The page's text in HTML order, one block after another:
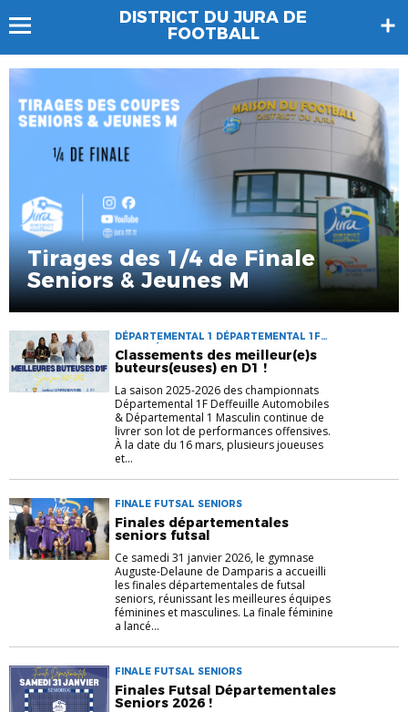
DISTRICT DU JURA DE
FOOTBALL
Tirages des 1/4 de Finale
Seniors & Jeunes M
DÉPARTEMENTAL 1 DÉPARTEMENTAL 1F
FOOT FÉMININ MEILLEUR BUTEUR SENIORS
Classements des meilleur(e)s
buteurs(euses) en D1 !
La saison 2025-2026 des championnats
Départemental 1F Deffeuille Automobiles
& Départemental 1 Masculin continue de
livrer son lot de performances offensives.
À la date du 16 mars, plusieurs joueuses
et...
FINALE FUTSAL SENIORS
Finales départementales
seniors futsal
Ce samedi 31 janvier 2026, le gymnase
Auguste-Delaune de Damparis a accueilli
les finales départementales de futsal
seniors, réunissant les meilleures équipes
féminines et masculines. La finale féminine
a lancé...
FINALE FUTSAL SENIORS
Finales Futsal Départementales
Seniors 2026 !